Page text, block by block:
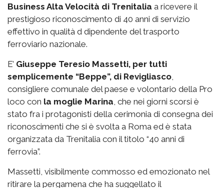
Business Alta Velocità di Trenitalia a ricevere il
prestigioso riconoscimento di 40 anni di servizio
effettivo in qualità d dipendente del trasporto
ferroviario nazionale.
E’ Giuseppe Teresio Massetti, per tutti
semplicemente “Beppe”, di Revigliasco,
consigliere comunale del paese e volontario della Pro
loco con la moglie Marina, che nei giorni scorsi è
stato fra i protagonisti della cerimonia di consegna dei
riconoscimenti che si è svolta a Roma ed è stata
organizzata da Trenitalia con il titolo “40 anni di
ferrovia”.
Massetti, visibilmente commosso ed emozionato nel
ritirare la pergamena che ha suggellato il